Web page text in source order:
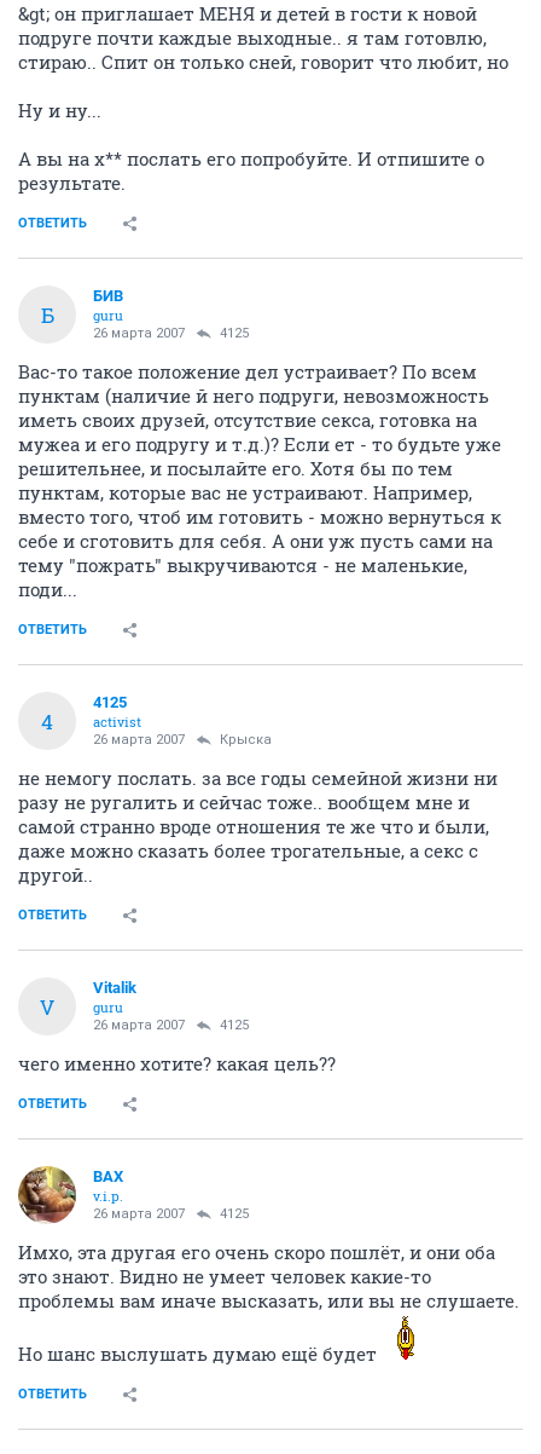
&gt; он приглашает МЕНЯ и детей в гости к новой
подруге почти каждые выходные.. я там готовлю,
стираю.. Спит он только сней, говорит что любит, но
Ну и ну...
А вы на х** послать его попробуйте. И отпишите о
результате.
ОТВЕТИТЬ
Б
БИВ
guru
26 марта 2007 4125
Вас-то такое положение дел устраивает? По всем
пунктам (наличие й него подруги, невозможность
иметь своих друзей, отсутствие секса, готовка на
мужеа и его подругу и т.д.)? Если ет - то будьте уже
решительнее, и посылайте его. Хотя бы по тем
пунктам, которые вас не устраивают. Например,
вместо того, чтоб им готовить - можно вернуться к
себе и сготовить для себя. А они уж пусть сами на
тему "пожрать" выкручиваются - не маленькие,
поди...
ОТВЕТИТЬ
4
4125
activist
26 марта 2007 Крыска
не немогу послать. за все годы семейной жизни ни
разу не ругалить и сейчас тоже.. вообщем мне и
самой странно вроде отношения те же что и были,
даже можно сказать более трогательные, а секс с
другой..
ОТВЕТИТЬ
V
Vitalik
guru
26 марта 2007 4125
чего именно хотите? какая цель??
ОТВЕТИТЬ
ВАХ
v.i.p.
26 марта 2007 4125
Имхо, эта другая его очень скоро пошлёт, и они оба
это знают. Видно не умеет человек какие-то
проблемы вам иначе высказать, или вы не слушаете.
Но шанс выслушать думаю ещё будет
ОТВЕТИТЬ